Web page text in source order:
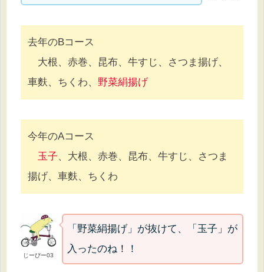
去年のBコース
大根、赤巻、昆布、牛すじ、さつま揚げ、
車麩、ちくわ、 野菜絹揚げ
今年のAコース
玉子、大根、赤巻、昆布、牛すじ、さつま
揚げ、車麩、ちくわ
じーぴー03
「野菜絹揚げ」が抜けて、「玉子」が
入ったのね！！